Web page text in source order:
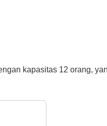
kapasitas 12 orang,